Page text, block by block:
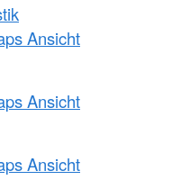
Ansicht
Ansicht
Ansicht